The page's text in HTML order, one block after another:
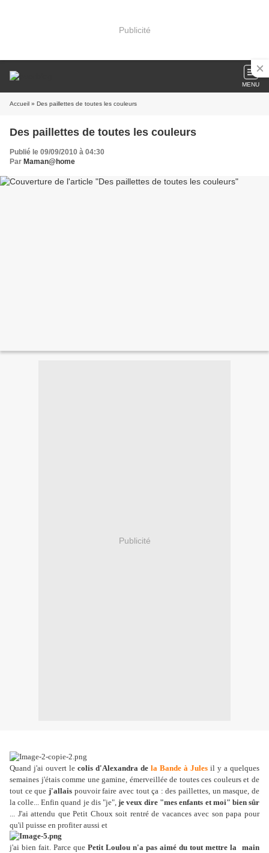
Publicité
MENU
Accueil » Des paillettes de toutes les couleurs
Des paillettes de toutes les couleurs
Publié le 09/09/2010 à 04:30
Par Maman@home
Publicité
Quand j'ai ouvert le colis d'Alexandra de la Bande à Jules il y a quelques
semaines j'étais comme une gamine, émerveillée de toutes ces couleurs et de
tout ce que j'allaispouvoir faire avec tout ça : des paillettes, un masque, de
la colle... Enfin quand je dis "je", je veux dire "mes enfants et moi" bien sûr
... J'ai attendu que Petit Choux soit rentré de vacances avec son papa pour
qu'il puisse en profiter aussi et
j'ai bien fait. Parce que Petit Loulou n'a pas aimé du tout mettre la main